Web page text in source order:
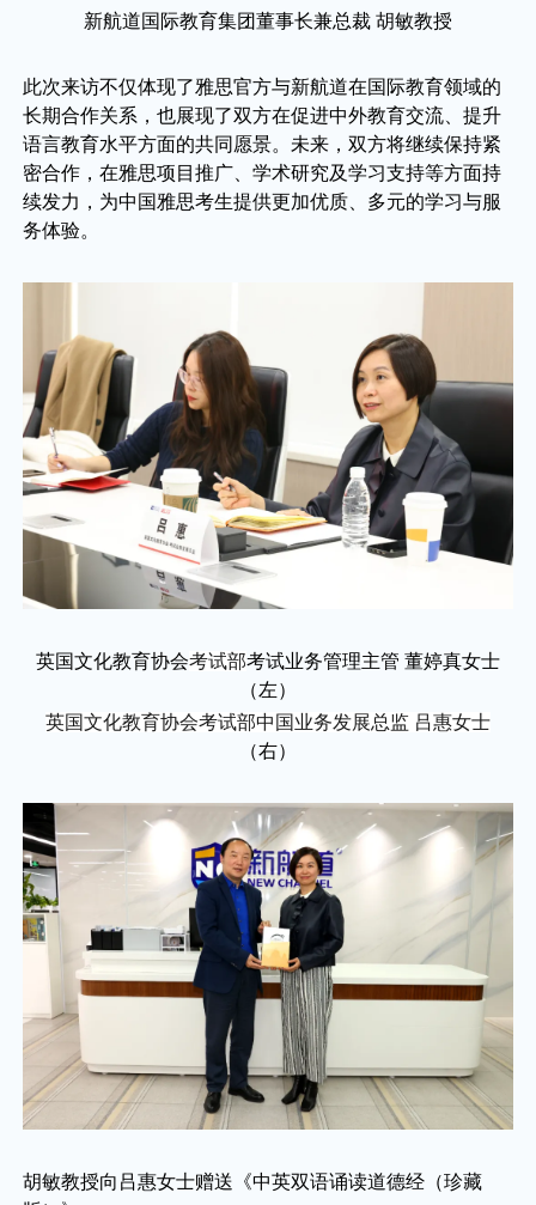
新航道国际教育集团董事长兼总裁 胡敏教授
此次来访不仅体现了雅思官方与新航道在国际教育领域的
长期合作关系，也展现了双方在促进中外教育交流、提升
语言教育水平方面的共同愿景。未来，双方将继续保持紧
密合作，在雅思项目推广、学术研究及学习支持等方面持
续发力，为中国雅思考生提供更加优质、多元的学习与服
务体验。
英国文化教育协会考试部考试业务管理主管 董婷真女士
（左）
英国文化教育协会考试部中国业务发展总监 吕惠女士
（右）
胡敏教授向吕惠女士赠送《中英双语诵读道德经（珍藏